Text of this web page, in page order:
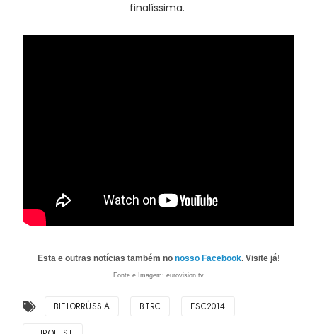
finalíssima.
Esta e outras notícias também no nosso Facebook. Visite já!
Fonte e Imagem: eurovision.tv
BIELORRÚSSIA BTRC ESC2014